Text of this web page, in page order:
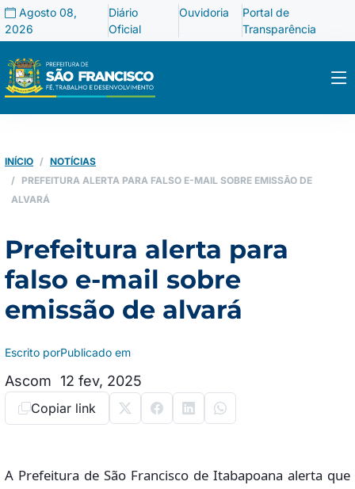
Agosto 08,
2026
Diário
Oficial
Ouvidoria
Portal de
Transparência
INÍCIO
NOTÍCIAS
PREFEITURA ALERTA PARA FALSO E-MAIL SOBRE EMISSÃO DE
ALVARÁ
Prefeitura alerta para
falso e-mail sobre
emissão de alvará
Escrito por
Ascom
Publicado em
12 fev, 2025
Copiar link
A Prefeitura de São Francisco de Itabapoana alerta que